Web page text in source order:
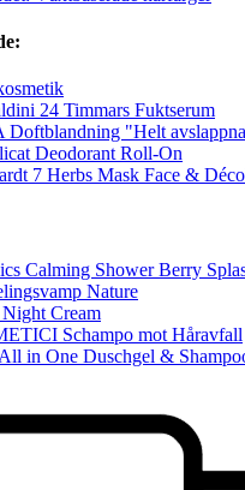
24 Timmars Fuktserum
"Helt
Deodorant Roll-On
7 Herbs Mask Face &
Calming Shower Berry
Nature
Cream
Schampo mot Håravfall
in One Duschgel &